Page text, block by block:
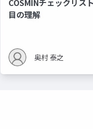
目の理解
奥村 泰之